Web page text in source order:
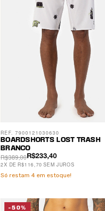
BOARDSHORTS LOST TRASH
BRANCO
R$233,40
R$389,00
2X DE R$116,70 SEM JUROS
REF. 7900121030630
Só restam 4 em estoque!
-50%